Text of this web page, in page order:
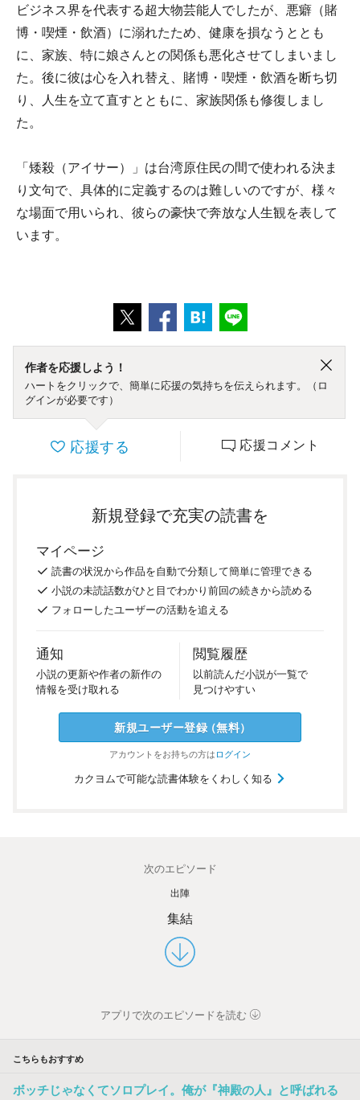
ビジネス界を代表する超大物芸能人でしたが、悪癖（賭
博・喫煙・飲酒）に溺れたため、健康を損なうととも
に、家族、特に娘さんとの関係も悪化させてしまいまし
た。後に彼は心を入れ替え、賭博・喫煙・飲酒を断ち切
り、人生を立て直すとともに、家族関係も修復しまし
た。
「矮殺（アイサー）」は台湾原住民の間で使われる決ま
り文句で、具体的に定義するのは難しいのですが、様々
な場面で用いられ、彼らの豪快で奔放な人生観を表して
います。
作者を応援しよう！
ハートをクリックで、簡単に応援の気持ちを伝えられます。（ロ
グインが必要です）
応援する 応援コメント
新規登録で充実の読書を
マイページ
読書の状況から作品を自動で分類して簡単に管理できる
小説の未読話数がひと目でわかり前回の続きから読める
フォローしたユーザーの活動を追える
通知
小説の更新や作者の新作の
情報を受け取れる
閲覧履歴
以前読んだ小説が一覧で
見つけやすい
新規ユーザー登録（無料）
アカウントをお持ちの方はログイン
カクヨムで可能な読書体験をくわしく知る
次のエピソード
出陣
集結
アプリで次のエピソードを読む
こちらもおすすめ
ボッチじゃなくてソロプレイ。俺が『神殿の人』と呼ばれる